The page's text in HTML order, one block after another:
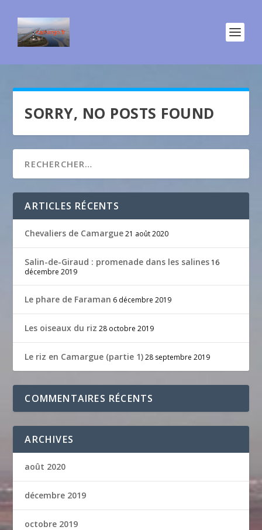
SORRY, NO POSTS FOUND
ARTICLES RÉCENTS
Chevaliers de Camargue 21 août 2020
Salin-de-Giraud : promenade dans les salines 16
décembre 2019
Le phare de Faraman 6 décembre 2019
Les oiseaux du riz 28 octobre 2019
Le riz en Camargue (partie 1) 28 septembre 2019
COMMENTAIRES RÉCENTS
ARCHIVES
août 2020
décembre 2019
octobre 2019